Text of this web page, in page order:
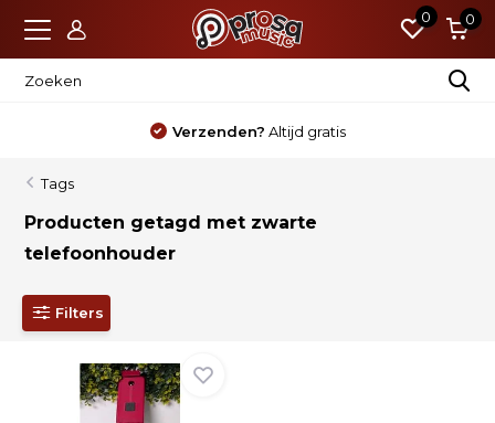
0 0
Verzenden? Altijd gratis
Tags
Producten getagd met zwarte
telefoonhouder
Filters